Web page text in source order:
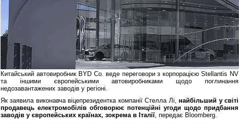
Китайський автовиробник BYD Co. веде переговори з корпорацією Stellantis NV
та іншими європейськими автовиробниками щодо поглинання
недозавантажених заводів у регіоні.
Як заявила виконавча віцепрезидентка компанії Стелла Лі,найбільший у світі
продавець електромобілів обговорює потенційні угоди щодо придбання
заводів у європейських країнах, зокрема в Італії, передає Bloomberg.